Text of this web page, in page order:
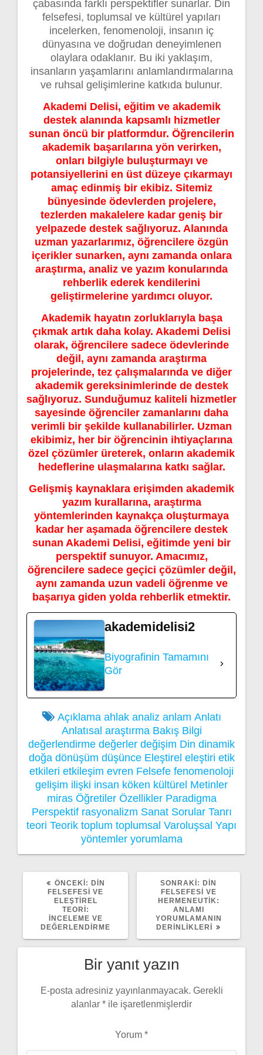
çabasında farklı perspektifler sunarlar. Din
felsefesi, toplumsal ve kültürel yapıları
incelerken, fenomenoloji, insanın iç
dünyasına ve doğrudan deneyimlenen
olaylara odaklanır. Bu iki yaklaşım,
insanların yaşamlarını anlamlandırmalarına
ve ruhsal gelişimlerine katkıda bulunur.
Akademi Delisi, eğitim ve akademik
destek alanında kapsamlı hizmetler
sunan öncü bir platformdur. Öğrencilerin
akademik başarılarına yön verirken,
onları bilgiyle buluşturmayı ve
potansiyellerini en üst düzeye çıkarmayı
amaç edinmiş bir ekibiz. Sitemiz
bünyesinde ödevlerden projelere,
tezlerden makalelere kadar geniş bir
yelpazede destek sağlıyoruz. Alanında
uzman yazarlarımız, öğrencilere özgün
içerikler sunarken, aynı zamanda onlara
araştırma, analiz ve yazım konularında
rehberlik ederek kendilerini
geliştirmelerine yardımcı oluyor.
Akademik hayatın zorluklarıyla başa
çıkmak artık daha kolay. Akademi Delisi
olarak, öğrencilere sadece ödevlerinde
değil, aynı zamanda araştırma
projelerinde, tez çalışmalarında ve diğer
akademik gereksinimlerinde de destek
sağlıyoruz. Sunduğumuz kaliteli hizmetler
sayesinde öğrenciler zamanlarını daha
verimli bir şekilde kullanabilirler. Uzman
ekibimiz, her bir öğrencinin ihtiyaçlarına
özel çözümler üreterek, onların akademik
hedeflerine ulaşmalarına katkı sağlar.
Gelişmiş kaynaklara erişimden akademik
yazım kurallarına, araştırma
yöntemlerinden kaynakça oluşturmaya
kadar her aşamada öğrencilere destek
sunan Akademi Delisi, eğitimde yeni bir
perspektif sunuyor. Amacımız,
öğrencilere sadece geçici çözümler değil,
aynı zamanda uzun vadeli öğrenme ve
başarıya giden yolda rehberlik etmektir.
akademidelisi2
Biyografinin Tamamını
Gör
Açıklama ahlak analiz anlam Anlatı
Anlatısal araştırma Bakış Bilgi
değerlendirme değerler değişim Din dinamik
doğa dönüşüm düşünce Eleştirel eleştiri etik
etkileri etkileşim evren Felsefe fenomenoloji
gelişim ilişki insan köken kültürel Metinler
miras Öğretiler Özellikler Paradigma
Perspektif rasyonalizm Sanat Sorular Tanrı
teori Teorik toplum toplumsal Varoluşsal Yapı
yöntemler yorumlama
ÖNCEKI: ÖNCEKI
YAZI:
DIN
FELSEFESI VE
ELEŞTIREL
TEORI:
İNCELEME VE
DEĞERLENDIRME
SONRAKI: SONRAKI
YAZI:
DIN
FELSEFESI VE
HERMENEUTIK:
ANLAMI
YORUMLAMANIN
DERINLIKLERI
Bir yanıt yazın
E-posta adresiniz yayınlanmayacak. Gerekli
alanlar * ile işaretlenmişlerdir
Yorum *